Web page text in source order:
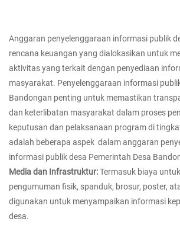
Anggaran penyelenggaraan informasi publik
rencana keuangan yang dialokasikan untuk
aktivitas yang terkait dengan penyediaan
masyarakat. Penyelenggaraan informasi
Bandongan penting untuk memastikan
dan keterlibatan masyarakat dalam proses
keputusan dan pelaksanaan program di
adalah beberapa aspek dalam anggaran
informasi publik desa Pemerintah Desa
Media dan Infrastruktur:Termasuk biaya
pengumuman fisik, spanduk, brosur, poster,
digunakan untuk menyampaikan informasi
desa.